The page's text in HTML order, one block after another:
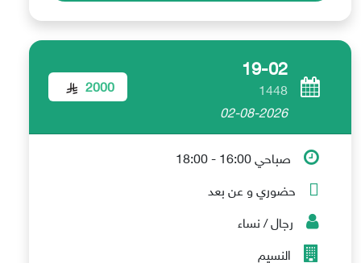
19-02
1448
02-08-2026
2000
صباحي 16:00 - 18:00
حضوري و عن بعد
رجال / نساء
النسيم